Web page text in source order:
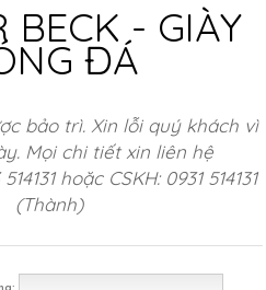
BECK - GIÀY
ĐÁ
bảo trì. Xin lỗi quý khách vì
Mọi chi tiết xin liên hệ
hoặc CSKH: 0931 514131
(Thành)